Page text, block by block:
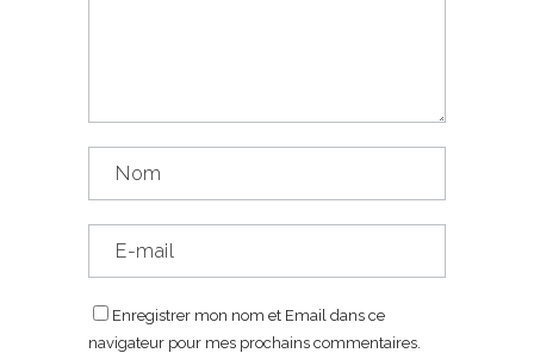
Enregistrer mon nom et Email dans ce
navigateur pour mes prochains commentaires.